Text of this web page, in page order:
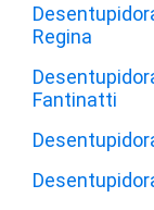
Regina
Fantinatti